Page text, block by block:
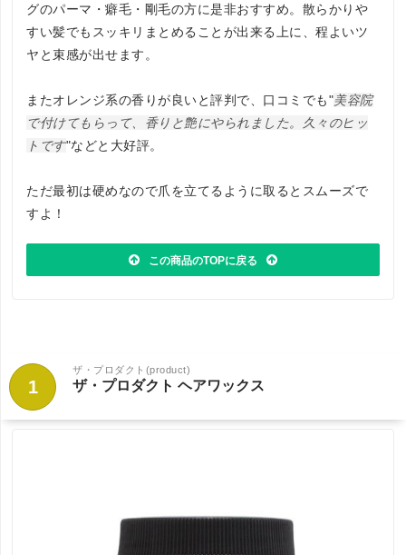
グのパーマ・癖毛・剛毛の方に是非おすすめ。散らかりや
すい髪でもスッキリまとめることが出来る上に、程よいツ
ヤと束感が出せます。
またオレンジ系の香りが良いと評判で、口コミでも"美容院
で付けてもらって、香りと艶にやられました。久々のヒッ
トです"などと大好評。
ただ最初は硬めなので爪を立てるように取るとスムーズで
すよ！
この商品のTOPに戻る
1
ザ・プロダクト(product)
ザ・プロダクト ヘアワックス